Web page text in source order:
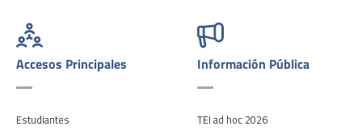
Accesos Principales
Estudiantes
Información Pública
TEI ad hoc 2026